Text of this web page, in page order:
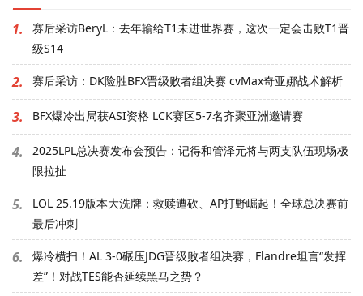
1.
赛后采访BeryL：去年输给T1未进世界赛，这次一定会击败T1晋
级S14
2. 赛后采访：DK险胜BFX晋级败者组决赛 cvMax奇亚娜战术解析
3. BFX爆冷出局获ASI资格 LCK赛区5-7名齐聚亚洲邀请赛
4.
2025LPL总决赛发布会预告：记得和管泽元将与两支队伍现场极
限拉扯
5.
LOL 25.19版本大洗牌：救赎遭砍、AP打野崛起！全球总决赛前
最后冲刺
6.
爆冷横扫！AL 3-0碾压JDG晋级败者组决赛，Flandre坦言“发挥
差”！对战TES能否延续黑马之势？